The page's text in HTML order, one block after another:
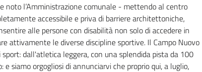
noto l’Amministrazione comunale - mettendo al centro
accessibile e priva di barriere architettoniche,
alle persone con disabilità non solo di accedere in
attivamente le diverse discipline sportive. Il Campo Nuovo
dall'atletica leggera, con una splendida pista da 100
e siamo orgogliosi di annunciarvi che proprio qui, a luglio,